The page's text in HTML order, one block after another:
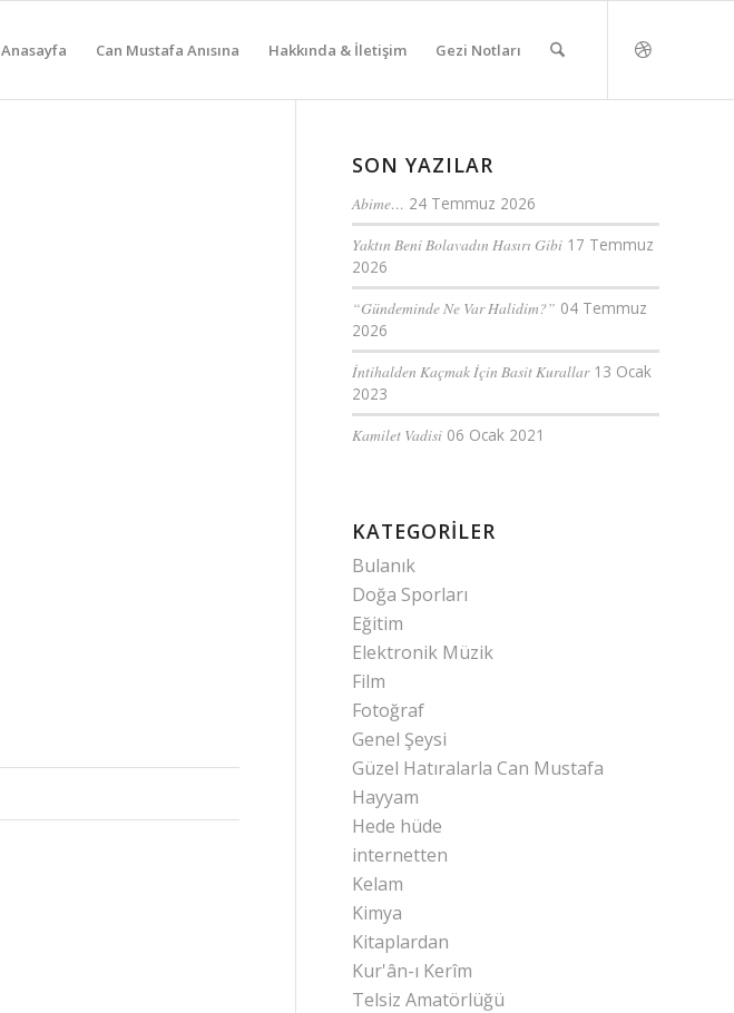
Anasayfa Can Mustafa Anısına Hakkında & İletişim Gezi Notları
SON YAZILAR
Abime… 24 Temmuz 2026
Yaktın Beni Bolavadın Hasırı Gibi 17 Temmuz
2026
“Gündeminde Ne Var Halidim?” 04 Temmuz
2026
İntihalden Kaçmak İçin Basit Kurallar 13 Ocak
2023
Kamilet Vadisi 06 Ocak 2021
KATEGORILER
Bulanık
Doğa Sporları
Eğitim
Elektronik Müzik
Film
Fotoğraf
Genel Şeysi
Güzel Hatıralarla Can Mustafa
Hayyam
Hede hüde
internetten
Kelam
Kimya
Kitaplardan
Kur'ân-ı Kerîm
Telsiz Amatörlüğü